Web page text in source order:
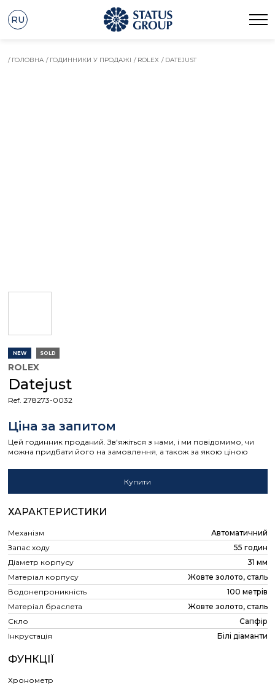
RU
/ ГОЛОВНА / ГОДИННИКИ У ПРОДАЖІ / ROLEX / DATEJUST
NEW SOLD
ROLEX
Datejust
Ref. 278273-0032
Ціна за запитом
Цей годинник проданий. Зв'яжіться з нами, і ми повідомимо, чи
можна придбати його на замовлення, а також за якою ціною
Купити
ХАРАКТЕРИСТИКИ
Механізм
Автоматичний
Запас ходу
55 годин
Діаметр корпусу
31 мм
Матеріал корпусу
Жовте золото, сталь
Водонепроникність
100 метрів
Матеріал браслета
Жовте золото, сталь
Скло
Сапфір
Інкрустація
Білі діаманти
ФУНКЦІЇ
Хронометр